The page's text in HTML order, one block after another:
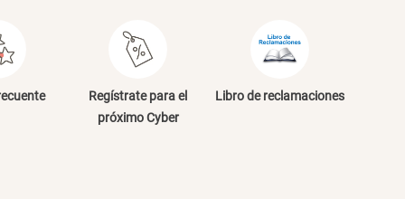
Regístrate para el
próximo Cyber
Libro de reclamaciones